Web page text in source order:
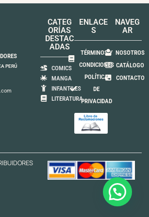
PERÚ
CATEG
ORÍAS
DESTAC
ADAS
COMICS
MANGA
INFANTILES
LITERATURA
ENLACE
S
TÉRMINOS Y
CONDICIONES
POLÍTICA
DE
PRIVACIDAD
NAVEG
AR
NOSOTROS
CATÁLOGO
CONTACTO